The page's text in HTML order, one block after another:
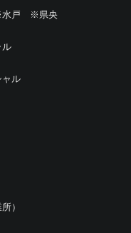
※水戸 ※県央
ル
ャル
）